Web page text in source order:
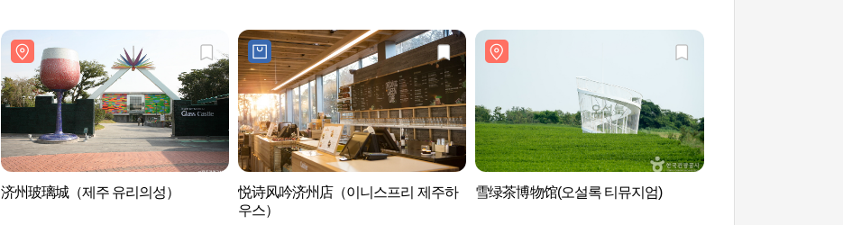
济州玻璃城（제주 유리의성）
悦诗风吟济州店（이니스프리 제주하
우스）
雪绿茶博物馆(오설록 티뮤지엄)